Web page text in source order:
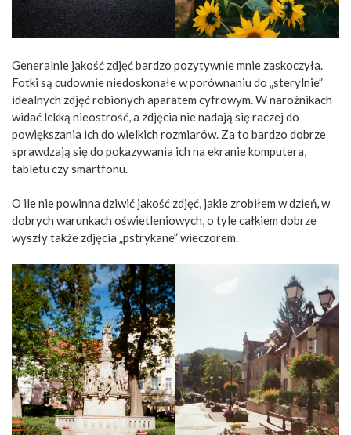
Generalnie jakość zdjęć bardzo pozytywnie mnie zaskoczyła.
Fotki są cudownie niedoskonałe w porównaniu do „sterylnie”
idealnych zdjęć robionych aparatem cyfrowym. W narożnikach
widać lekką nieostrość, a zdjęcia nie nadają się raczej do
powiększania ich do wielkich rozmiarów. Za to bardzo dobrze
sprawdzają się do pokazywania ich na ekranie komputera,
tabletu czy smartfonu.
O ile nie powinna dziwić jakość zdjęć, jakie zrobiłem w dzień, w
dobrych warunkach oświetleniowych, o tyle całkiem dobrze
wyszły także zdjęcia „pstrykane” wieczorem.